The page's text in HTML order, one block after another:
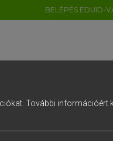
BELÉPÉS EDUID-
További információért
6 7 8 9